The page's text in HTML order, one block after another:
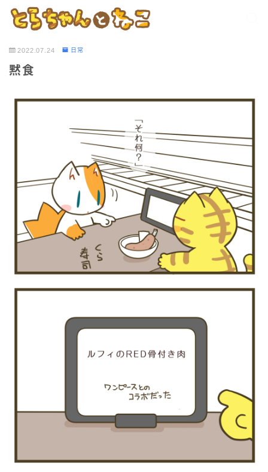
2022.07.24 日常
黙食